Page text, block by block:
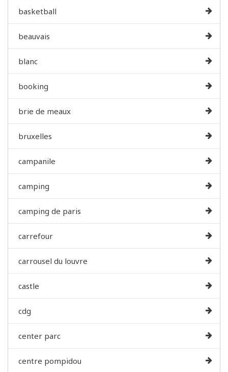
basketball
beauvais
blanc
booking
brie de meaux
bruxelles
campanile
camping
camping de paris
carrefour
carrousel du louvre
castle
cdg
center parc
centre pompidou